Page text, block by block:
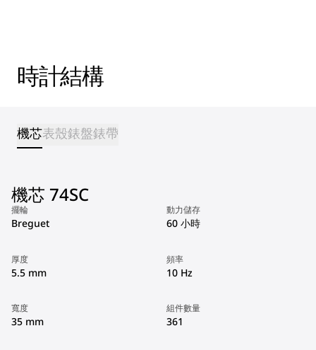
時計結構
機芯表殼錶盤錶帶
機芯 74SC
擺輪
Breguet
動力儲存
60 小時
厚度
5.5 mm
頻率
10 Hz
寬度
35 mm
組件數量
361